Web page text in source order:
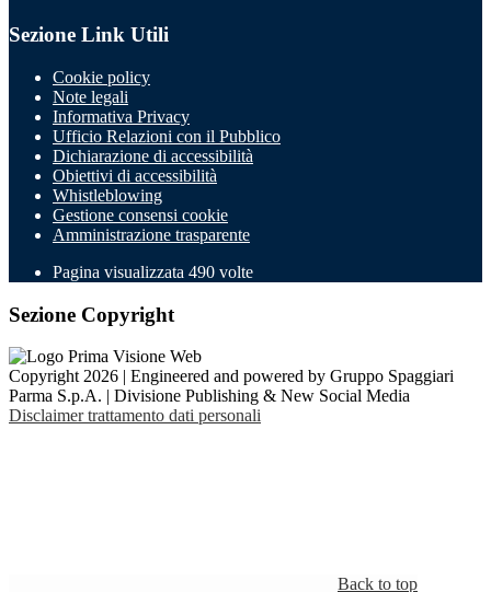
Sezione Link Utili
Cookie policy
Note legali
Informativa Privacy
Ufficio Relazioni con il Pubblico
Dichiarazione di accessibilità
Obiettivi di accessibilità
Whistleblowing
Gestione consensi cookie
Amministrazione trasparente
Pagina visualizzata 490 volte
Sezione Copyright
Copyright 2026 | Engineered and powered by Gruppo Spaggiari
Parma S.p.A. | Divisione Publishing & New Social Media
Disclaimer trattamento dati personali
Back to top